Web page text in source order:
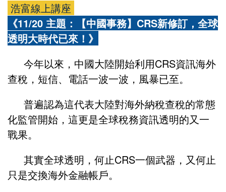
浩富線上講座
《11/20 主題：【中國事務】CRS新修訂，全球
透明大時代已來！》
今年以來，中國大陸開始利用CRS資訊海外
查稅，短信、電話一波一波，風暴已至。
普遍認為這代表大陸對海外納稅查稅的常態
化監管開始，這更是全球稅務資訊透明的又一
戰果。
其實全球透明，何止CRS一個武器，又何止
只是交換海外金融帳戶。